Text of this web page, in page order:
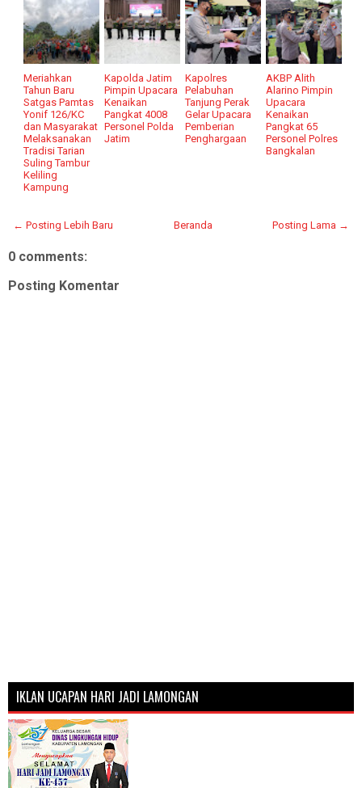
Meriahkan
Tahun Baru
Satgas Pamtas
Yonif 126/KC
dan Masyarakat
Melaksanakan
Tradisi Tarian
Suling Tambur
Keliling
Kampung
Kapolda Jatim
Pimpin Upacara
Kenaikan
Pangkat 4008
Personel Polda
Jatim
Kapolres
Pelabuhan
Tanjung Perak
Gelar Upacara
Pemberian
Penghargaan
AKBP Alith
Alarino Pimpin
Upacara
Kenaikan
Pangkat 65
Personel Polres
Bangkalan
← Posting Lebih Baru Posting Lama →
Beranda
0 comments:
Posting Komentar
IKLAN UCAPAN HARI JADI LAMONGAN